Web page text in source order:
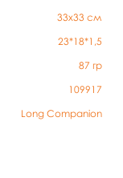
33х33 см
23*18*1,5
87 гр
109917
Long Companion